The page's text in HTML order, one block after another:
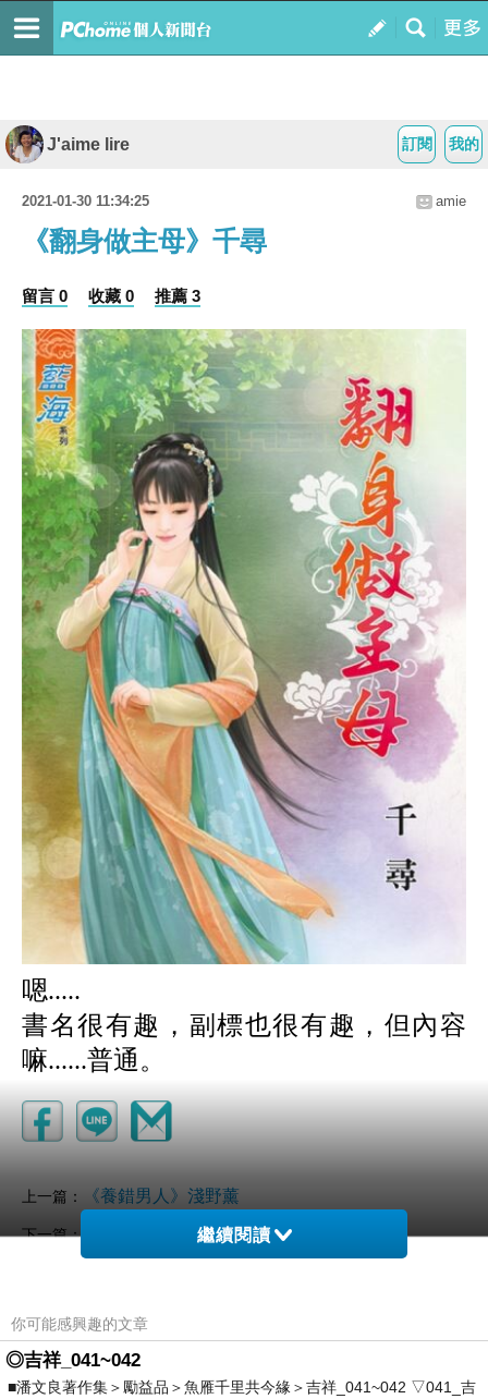
我的
訂閱
J'aime lire
2021-01-30 11:34:25 amie
《翻身做主母》千尋
留言 0 收藏 0 推薦 3
嗯.....
書名很有趣，副標也很有趣，但內容
嘛......普通。
上一篇： 《養錯男人》淺野薰
下一篇： 《膽大打更妹》葉雙
繼續閱讀
你可能感興趣的文章
◎吉祥_041~042
■潘文良著作集＞勵益品＞魚雁千里共今緣＞吉祥_041~042 ▽041_吉